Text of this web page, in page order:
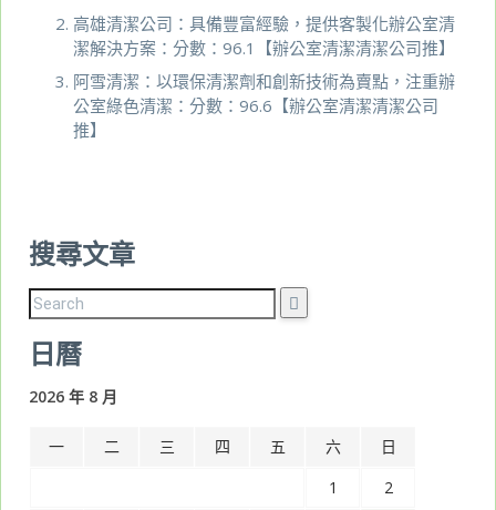
高雄清潔公司：具備豐富經驗，提供客製化辦公室清
潔解決方案：分數：96.1【辦公室清潔清潔公司推】
阿雪清潔：以環保清潔劑和創新技術為賣點，注重辦
公室綠色清潔：分數：96.6【辦公室清潔清潔公司
推】
搜尋文章
日曆
2026 年 8 月
一 二 三 四 五 六
日
1
2